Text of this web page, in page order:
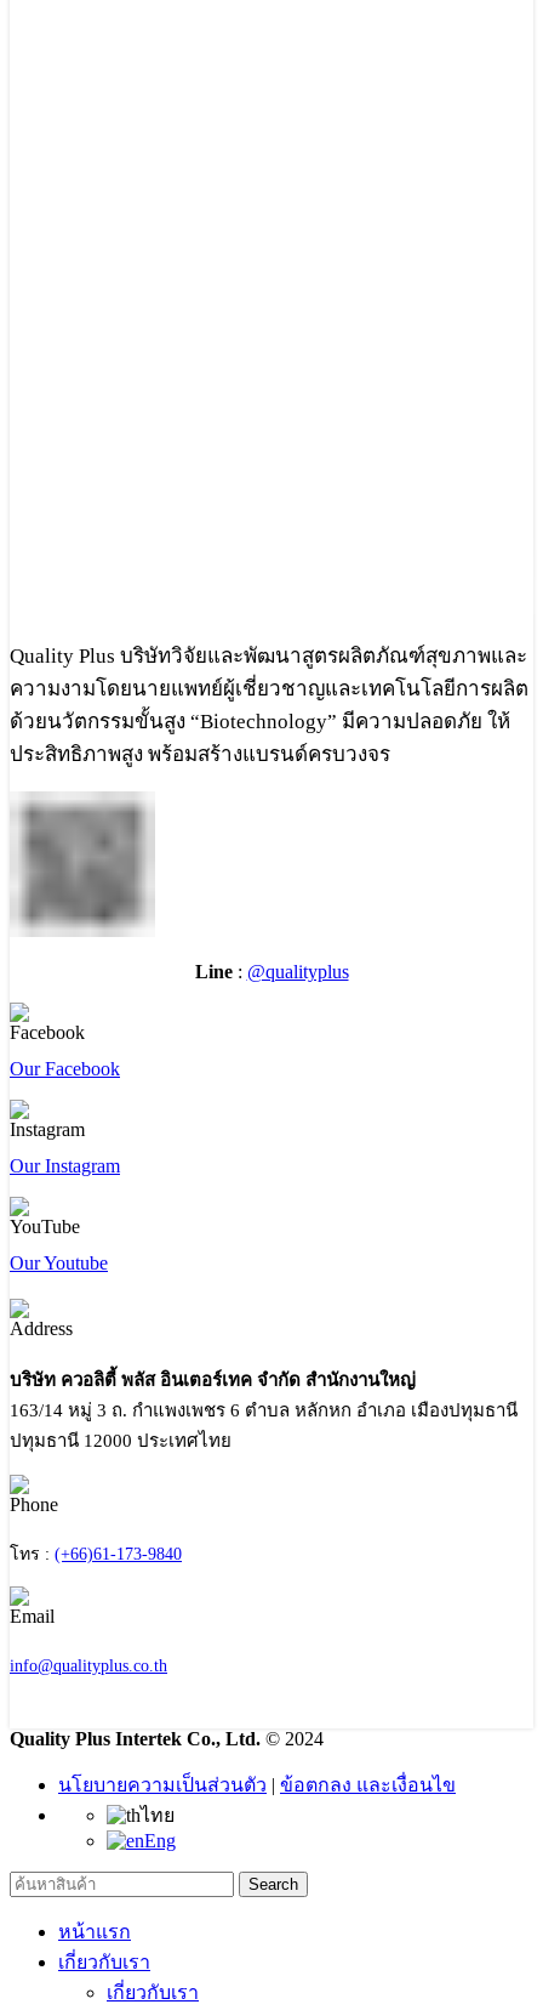
Quality Plus บริษัทวิจัยและพัฒนาสูตรผลิตภัณฑ์สุขภาพและ
ความงามโดยนายแพทย์ผู้เชี่ยวชาญและเทคโนโลยีการผลิต
ด้วยนวัตกรรมขั้นสูง “Biotechnology” มีความปลอดภัย ให้
ประสิทธิภาพสูง พร้อมสร้างแบรนด์ครบวงจร
Line: @qualityplus
Our Facebook
Our Instagram
Our Youtube
บริษัท ควอลิตี้ พลัส อินเตอร์เทค จำกัด สำนักงานใหญ่
163/14 หมู่ 3 ถ. กำแพงเพชร 6 ตำบล หลักหก อำเภอ เมืองปทุมธานี
ปทุมธานี 12000 ประเทศไทย
โทร : (+66)61-173-9840
info@qualityplus.co.th
Quality Plus Intertek Co., Ltd. © 2024
นโยบายความเป็นส่วนตัว | ข้อตกลง และเงื่อนไข
ไทย
Eng
Search
หน้าแรก
เกี่ยวกับเรา
เกี่ยวกับเรา